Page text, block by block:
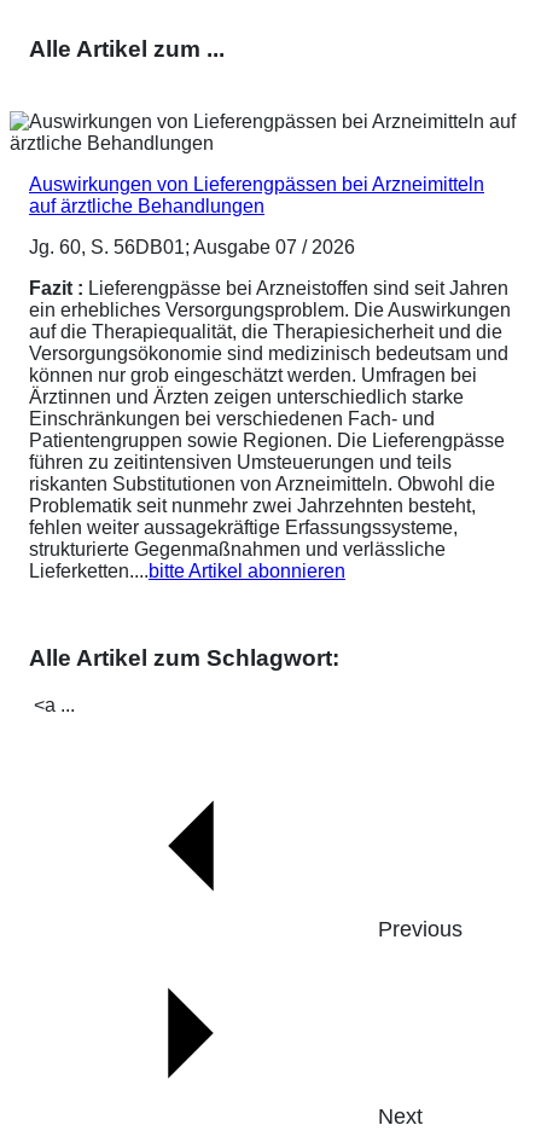
Alle Artikel zum ...
Auswirkungen von Lieferengpässen bei Arzneimitteln
auf ärztliche Behandlungen
Jg. 60, S. 56DB01; Ausgabe 07 / 2026
Fazit : Lieferengpässe bei Arzneistoffen sind seit Jahren
ein erhebliches Versorgungsproblem. Die Auswirkungen
auf die Therapiequalität, die Therapiesicherheit und die
Versorgungsökonomie sind medizinisch bedeutsam und
können nur grob eingeschätzt werden. Umfragen bei
Ärztinnen und Ärzten zeigen unterschiedlich starke
Einschränkungen bei verschiedenen Fach- und
Patientengruppen sowie Regionen. Die Lieferengpässe
führen zu zeitintensiven Umsteuerungen und teils
riskanten Substitutionen von Arzneimitteln. Obwohl die
Problematik seit nunmehr zwei Jahrzehnten besteht,
fehlen weiter aussagekräftige Erfassungssysteme,
strukturierte Gegenmaßnahmen und verlässliche
Lieferketten....bitte Artikel abonnieren
Alle Artikel zum Schlagwort:
<a ...
Previous
Next